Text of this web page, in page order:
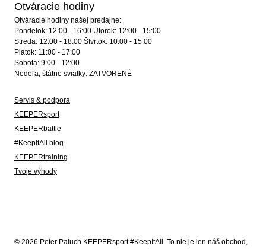
Otváracie hodiny
Otváracie hodiny našej predajne:
Pondelok: 12:00 - 16:00 Utorok: 12:00 - 15:00
Streda: 12:00 - 18:00 Štvrtok: 10:00 - 15:00
Piatok: 11:00 - 17:00
Sobota: 9:00 - 12:00
Nedeľa, štátne sviatky: ZATVORENÉ
Servis & podpora
KEEPERsport
KEEPERbattle
#KeepItAll blog
KEEPERtraining
Tvoje výhody
© 2026 Peter Paluch KEEPERsport #KeepItAll. To nie je len náš obchod,